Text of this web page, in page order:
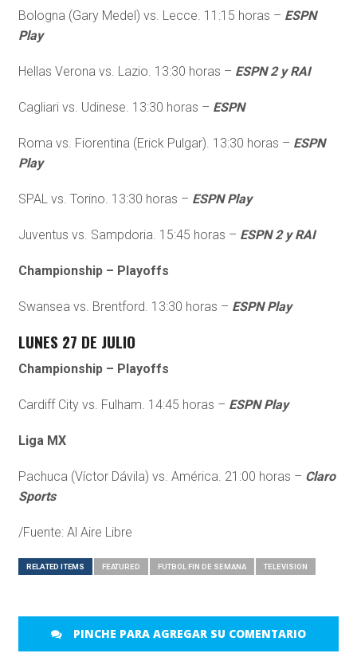
Bologna (Gary Medel) vs. Lecce. 11:15 horas – ESPN
Play
Hellas Verona vs. Lazio. 13:30 horas – ESPN 2 y RAI
Cagliari vs. Udinese. 13:30 horas – ESPN
Roma vs. Fiorentina (Erick Pulgar). 13:30 horas – ESPN
Play
SPAL vs. Torino. 13:30 horas – ESPN Play
Juventus vs. Sampdoria. 15:45 horas – ESPN 2 y RAI
Championship – Playoffs
Swansea vs. Brentford. 13:30 horas – ESPN Play
LUNES 27 DE JULIO
Championship – Playoffs
Cardiff City vs. Fulham. 14:45 horas – ESPN Play
Liga MX
Pachuca (Víctor Dávila) vs. América. 21:00 horas – Claro
Sports
/Fuente: Al Aire Libre
RELATED ITEMS FEATURED FUTBOL FIN DE SEMANA TELEVISION
PINCHE PARA AGREGAR SU COMENTARIO